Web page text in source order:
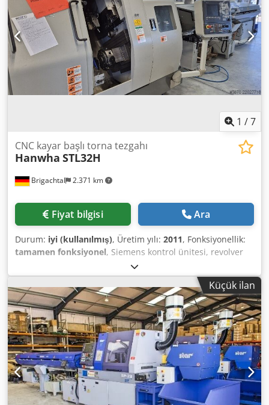
1 /7
Brigachtal 2.371 km
CNC kayar başlı torna tezgahı
Hanwha STL32H
Fiyat bilgisi Ara
Durum: iyi (kullanılmış), Üretim yılı: 2011, Fonksiyonellik:
tamamen fonksiyonel, Siemens kontrol ünitesi, revolver
kafa, karşı iş mili, otomatik yükleme magazini.
Dedpfxszairhj Abljkr
Küçük ilan